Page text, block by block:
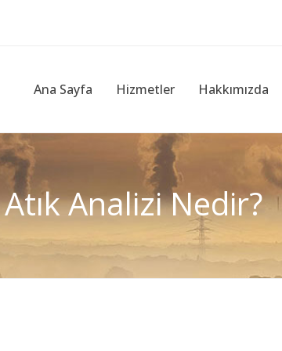
Ana Sayfa Hizmetler Hakkımızda
Atık Analizi Nedir?